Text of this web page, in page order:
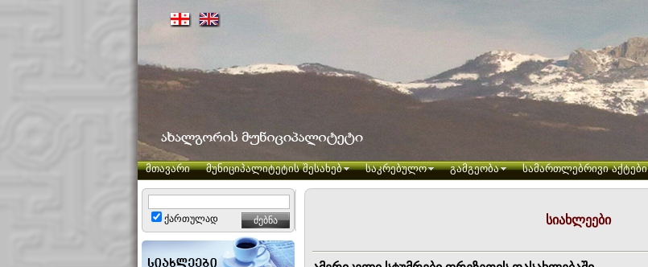
მთავარი მუნიციპალიტეტის შესახებ საკრებულო გამგეობა სამართლებრივი აქტები
ქართულად სიახლეები